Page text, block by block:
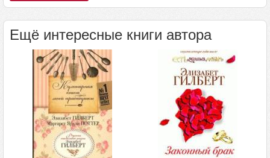
Ещё интересные книги автора